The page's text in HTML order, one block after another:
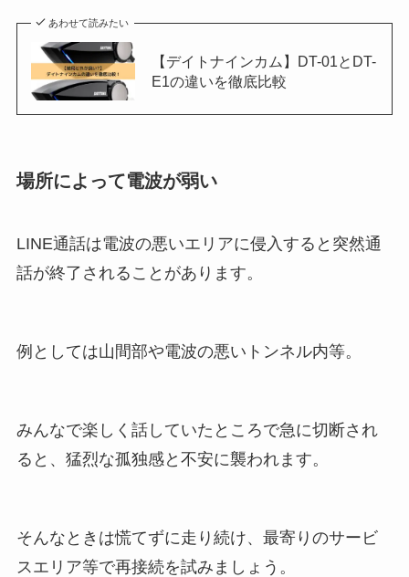
あわせて読みたい
【デイトナインカム】DT-01とDT-
E1の違いを徹底比較
場所によって電波が弱い
LINE通話は電波の悪いエリアに侵入すると突然通
話が終了されることがあります。
例としては山間部や電波の悪いトンネル内等。
みんなで楽しく話していたところで急に切断され
ると、猛烈な孤独感と不安に襲われます。
そんなときは慌てずに走り続け、最寄りのサービ
スエリア等で再接続を試みましょう。